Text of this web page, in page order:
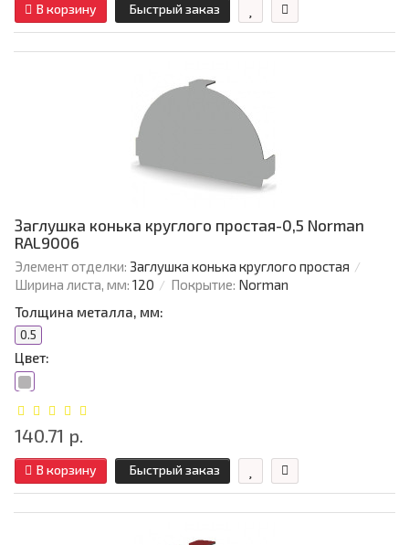
В корзину Быстрый заказ
Заглушка конька круглого простая-0,5 Norman
RAL9006
Элемент отделки: Заглушка конька круглого простая
Ширина листа, мм: 120 Покрытие: Norman
Толщина металла, мм:
0.5
Цвет:
140.71 р.
В корзину Быстрый заказ